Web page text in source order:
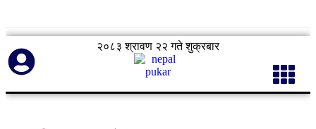
२०८३ श्रावण २२ गते शुक्रबार